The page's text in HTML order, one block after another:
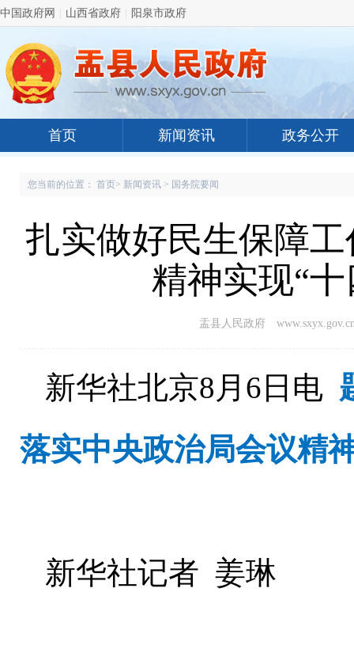
中国政府网 山西省政府 阳泉市政府
首页 新闻资讯 政务公开
您当前的位置： 首页> 新闻资讯 > 国务院要闻
扎实做好民生保障
精神实现“
盂县人民政府
新华社北京8月6日电
落实中央政治局会议精
新华社记者 姜琳